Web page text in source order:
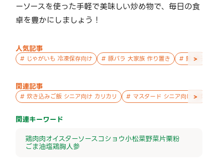
ーソースを使った手軽で美味しい炒め物で、毎日の食
卓を豊かにしましょう！
人気記事
# じゃがいも 冷凍保存向け # 豚バラ 大家族 作り置き # 鮭 親子 作
>
関連記事
# 炊き込みご飯 シニア向け カリカリ # マスタード シニア向け 副菜
>
関連キーワード
鶏肉肉オイスターソースコショウ小松菜野菜片栗粉
ごま油塩鶏胸人参